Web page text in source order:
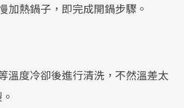
熱鍋子，即完成開鍋步驟。
度冷卻後進行清洗，不然溫差太